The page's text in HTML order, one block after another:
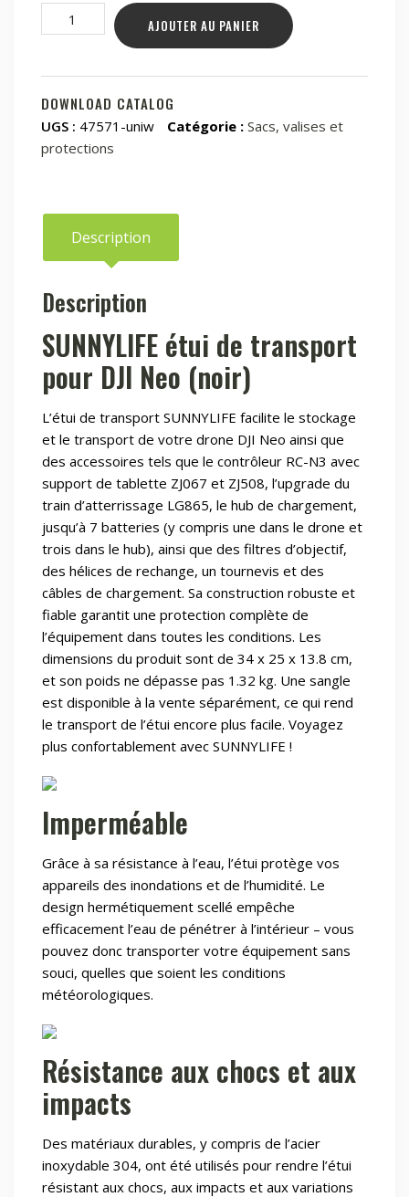
quantité
de
sac
pour
DJI
Neo
AJOUTER AU PANIER
DOWNLOAD CATALOG
UGS : 47571-uniw Catégorie : Sacs, valises et
protections
Description
Description
SUNNYLIFE étui de transport
pour DJI Neo (noir)
L’étui de transport SUNNYLIFE facilite le stockage
et le transport de votre drone DJI Neo ainsi que
des accessoires tels que le contrôleur RC-N3 avec
support de tablette ZJ067 et ZJ508, l’upgrade du
train d’atterrissage LG865, le hub de chargement,
jusqu’à 7 batteries (y compris une dans le drone et
trois dans le hub), ainsi que des filtres d’objectif,
des hélices de rechange, un tournevis et des
câbles de chargement. Sa construction robuste et
fiable garantit une protection complète de
l’équipement dans toutes les conditions. Les
dimensions du produit sont de 34 x 25 x 13.8 cm,
et son poids ne dépasse pas 1.32 kg. Une sangle
est disponible à la vente séparément, ce qui rend
le transport de l’étui encore plus facile. Voyagez
plus confortablement avec SUNNYLIFE !
Imperméable
Grâce à sa résistance à l’eau, l’étui protège vos
appareils des inondations et de l’humidité. Le
design hermétiquement scellé empêche
efficacement l’eau de pénétrer à l’intérieur – vous
pouvez donc transporter votre équipement sans
souci, quelles que soient les conditions
météorologiques.
Résistance aux chocs et aux
impacts
Des matériaux durables, y compris de l’acier
inoxydable 304, ont été utilisés pour rendre l’étui
résistant aux chocs, aux impacts et aux variations